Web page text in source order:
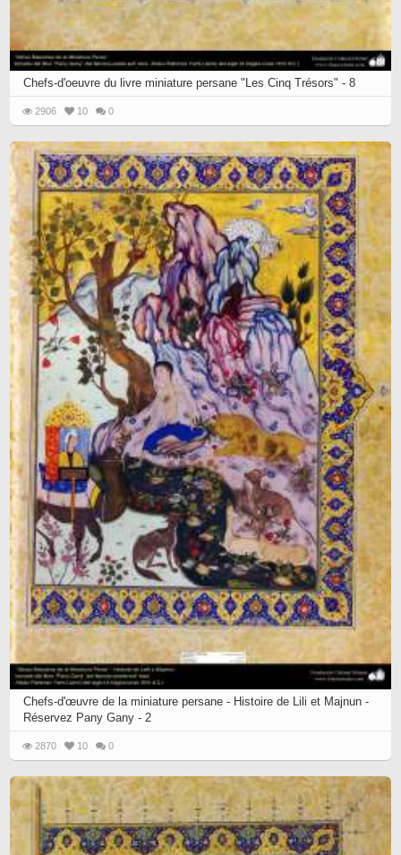
Chefs-d'oeuvre du livre miniature persane "Les Cinq Trésors" - 8
2906 10 0
Chefs-d'œuvre de la miniature persane - Histoire de Lili et Majnun -
Réservez Pany Gany - 2
2870 10 0